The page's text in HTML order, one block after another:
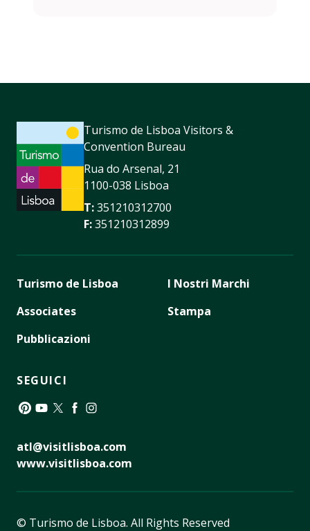
Turismo de Lisboa Visitors &
Convention Bureau
Rua do Arsenal, 21
1100-038 Lisboa
T:351210312700
F:351210312899
Turismo de Lisboa
Associates
Pubblicazioni
I Nostri Marchi
Stampa
SEGUICI
atl@visitlisboa.com
www.visitlisboa.com
© Turismo de Lisboa. All Rights Reserved